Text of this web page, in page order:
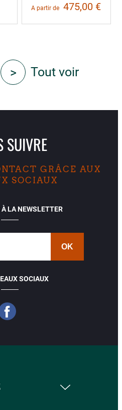
A partir de 475,00 €
> Tout voir
SUIVRE
GRÂCE AUX
SOCIAUX
LA NEWSLETTER
SOCIAUX